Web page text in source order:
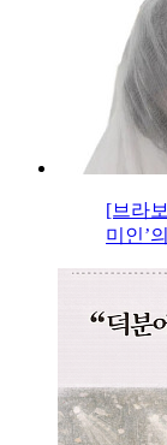
[브라
미인’